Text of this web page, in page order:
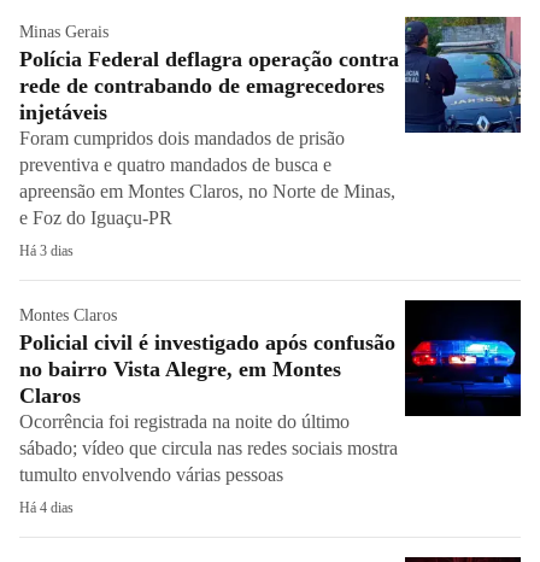
Minas Gerais
Polícia Federal deflagra operação contra
rede de contrabando de emagrecedores
injetáveis
Foram cumpridos dois mandados de prisão
preventiva e quatro mandados de busca e
apreensão em Montes Claros, no Norte de Minas,
e Foz do Iguaçu-PR
Há 3 dias
Montes Claros
Policial civil é investigado após confusão
no bairro Vista Alegre, em Montes
Claros
Ocorrência foi registrada na noite do último
sábado; vídeo que circula nas redes sociais mostra
tumulto envolvendo várias pessoas
Há 4 dias